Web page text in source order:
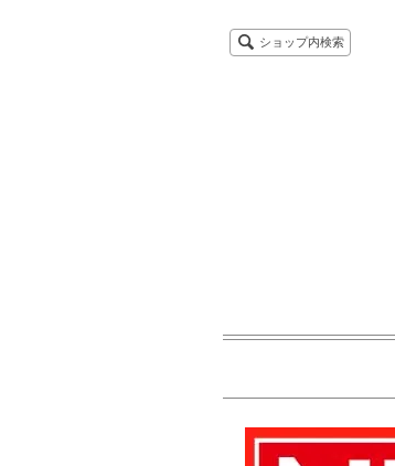
ショップ内検索